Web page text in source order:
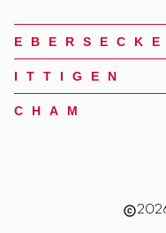
ITTIGEN
CHAM
copyright